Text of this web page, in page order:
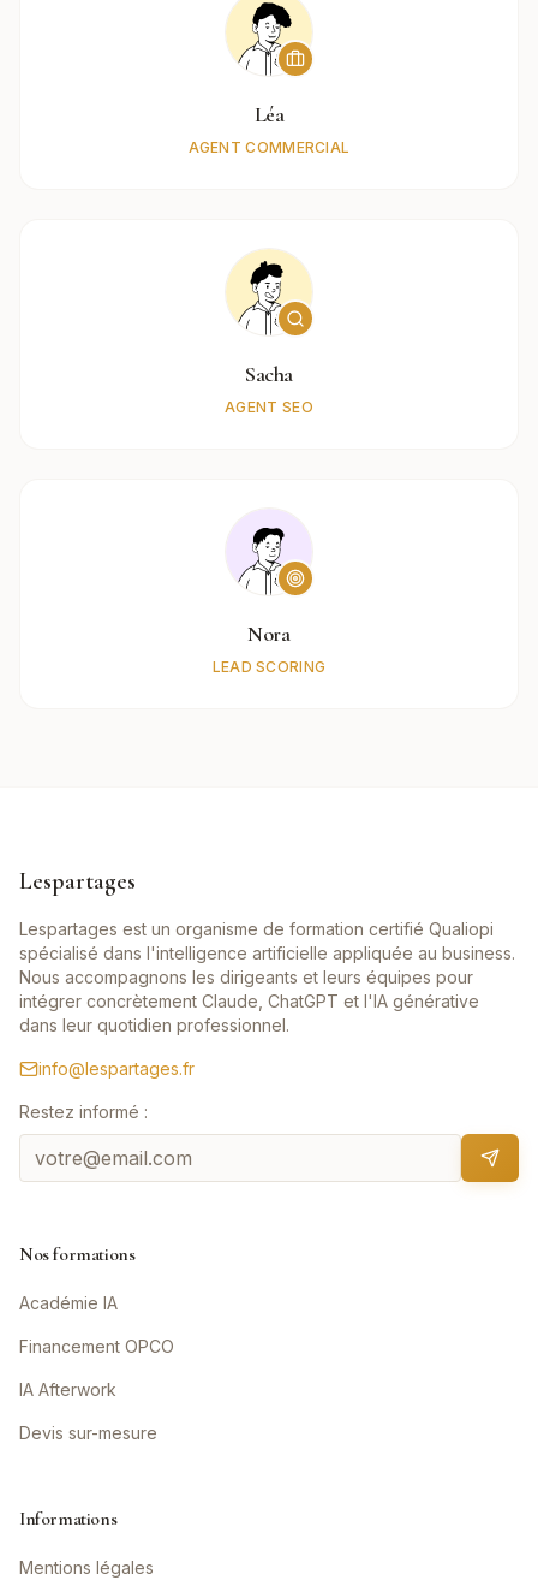
Léa
AGENT COMMERCIAL
Sacha
AGENT SEO
Nora
LEAD SCORING
Lespartages
Lespartages est un organisme de formation certifié Qualiopi
spécialisé dans l'intelligence artificielle appliquée au business.
Nous accompagnons les dirigeants et leurs équipes pour
intégrer concrètement Claude, ChatGPT et l'IA générative
dans leur quotidien professionnel.
info@lespartages.fr
Restez informé :
Nos formations
Académie IA
Financement OPCO
IA Afterwork
Devis sur-mesure
Informations
Mentions légales